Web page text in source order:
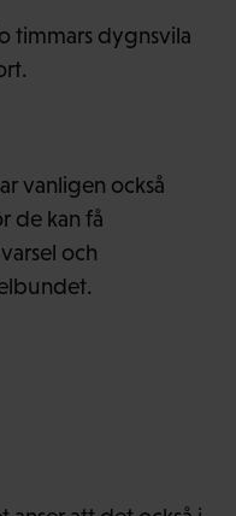
timmars dygnsvila
vanligen också
de kan få
och